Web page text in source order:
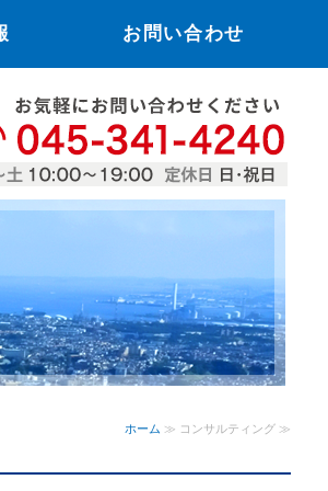
お問い合わせ
ホーム ≫ コンサルティング ≫